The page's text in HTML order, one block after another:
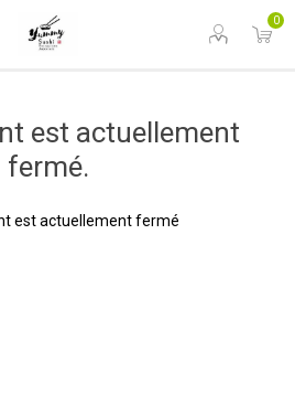
0
est actuellement
fermé.
est actuellement fermé